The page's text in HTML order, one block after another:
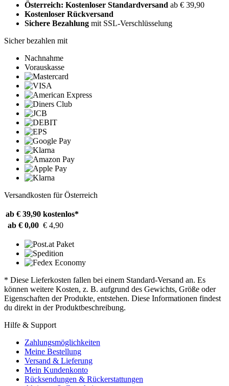
Österreich: Kostenloser Standardversand ab € 39,90
Kostenloser Rückversand
Sichere Bezahlung mit SSL-Verschlüsselung
Sicher bezahlen mit
Nachnahme
Vorauskasse
Versandkosten für Österreich
ab € 39,90 kostenlos*
ab € 0,00 € 4,90
* Diese Lieferkosten fallen bei einem Standard-Versand an. Es
können weitere Kosten, z. B. aufgrund des Gewichts, Größe oder
Eigenschaften der Produkte, entstehen. Diese Informationen findest
du direkt in der Produktbeschreibung.
Hilfe & Support
Zahlungsmöglichkeiten
Meine Bestellung
Versand & Lieferung
Mein Kundenkonto
Rücksendungen & Rückerstattungen